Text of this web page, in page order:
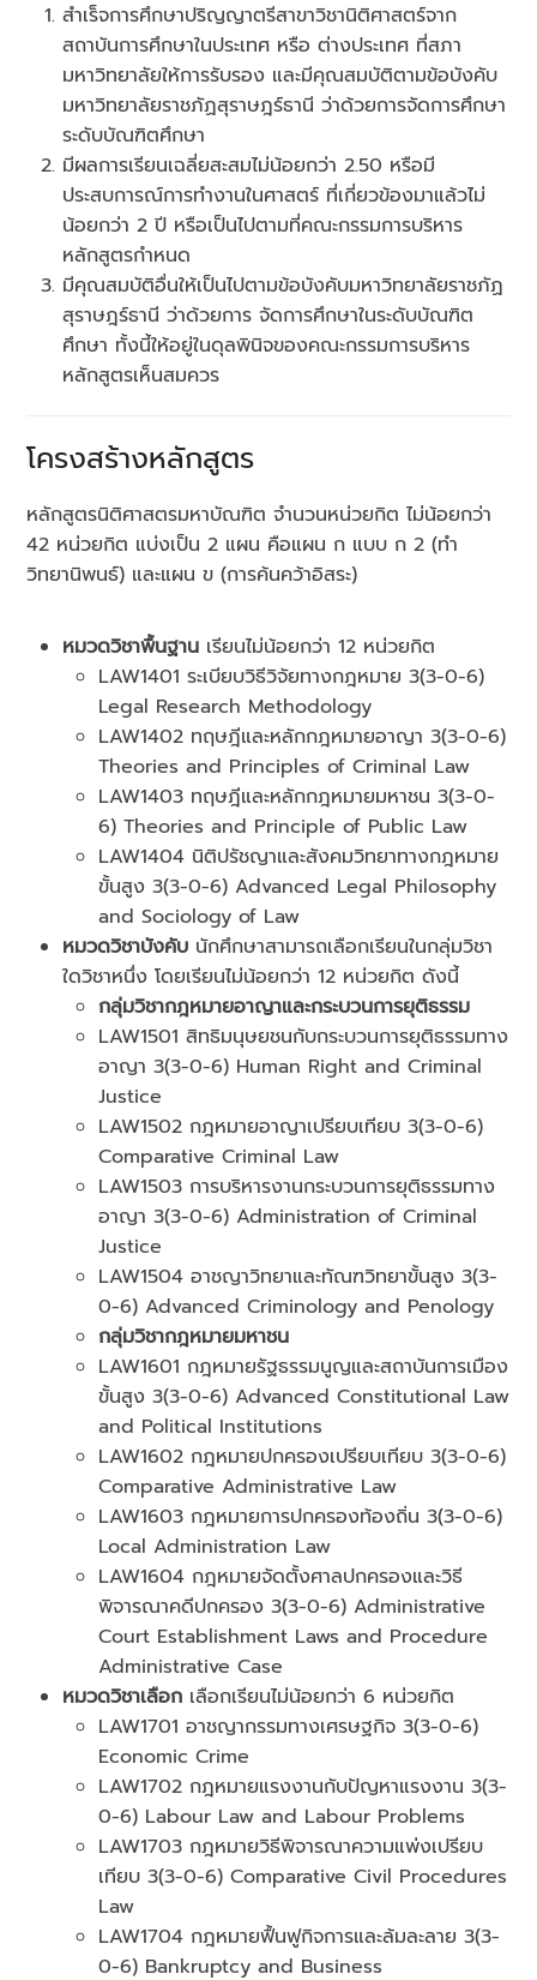
สำเร็จการศึกษาปริญญาตรีสาขาวิชานิติศาสตร์จาก
สถาบันการศึกษาในประเทศ หรือ ต่างประเทศ ที่สภา
มหาวิทยาลัยให้การรับรอง และมีคุณสมบัติตามข้อบังคับ
มหาวิทยาลัยราชภัฏสุราษฎร์ธานี ว่าด้วยการจัดการศึกษา
ระดับบัณฑิตศึกษา
มีผลการเรียนเฉลี่ยสะสมไม่น้อยกว่า 2.50 หรือมี
ประสบการณ์การทำงานในศาสตร์ ที่เกี่ยวข้องมาแล้วไม่
น้อยกว่า 2 ปี หรือเป็นไปตามที่คณะกรรมการบริหาร
หลักสูตรกำหนด
มีคุณสมบัติอื่นให้เป็นไปตามข้อบังคับมหาวิทยาลัยราชภัฏ
สุราษฎร์ธานี ว่าด้วยการ จัดการศึกษาในระดับบัณฑิต
ศึกษา ทั้งนี้ให้อยู่ในดุลพินิจของคณะกรรมการบริหาร
หลักสูตรเห็นสมควร
โครงสร้างหลักสูตร
หลักสูตรนิติศาสตรมหาบัณฑิต จำนวนหน่วยกิต ไม่น้อยกว่า
42 หน่วยกิต แบ่งเป็น 2 แผน คือแผน ก แบบ ก 2 (ทำ
วิทยานิพนธ์) และแผน ข (การค้นคว้าอิสระ)
หมวดวิชาพื้นฐาน เรียนไม่น้อยกว่า 12 หน่วยกิต
LAW1401 ระเบียบวิธีวิจัยทางกฎหมาย 3(3-0-6)
Legal Research Methodology
LAW1402 ทฤษฎีและหลักกฎหมายอาญา 3(3-0-6)
Theories and Principles of Criminal Law
LAW1403 ทฤษฎีและหลักกฎหมายมหาชน 3(3-0-
6) Theories and Principle of Public Law
LAW1404 นิติปรัชญาและสังคมวิทยาทางกฎหมาย
ขั้นสูง 3(3-0-6) Advanced Legal Philosophy
and Sociology of Law
หมวดวิชาบังคับ นักศึกษาสามารถเลือกเรียนในกลุ่มวิชา
ใดวิชาหนึ่ง โดยเรียนไม่น้อยกว่า 12 หน่วยกิต ดังนี้
กลุ่มวิชากฎหมายอาญาและกระบวนการยุติธรรม
LAW1501 สิทธิมนุษยชนกับกระบวนการยุติธรรมทาง
อาญา 3(3-0-6) Human Right and Criminal
Justice
LAW1502 กฎหมายอาญาเปรียบเทียบ 3(3-0-6)
Comparative Criminal Law
LAW1503 การบริหารงานกระบวนการยุติธรรมทาง
อาญา 3(3-0-6) Administration of Criminal
Justice
LAW1504 อาชญาวิทยาและทัณฑวิทยาขั้นสูง 3(3-
0-6) Advanced Criminology and Penology
กลุ่มวิชากฎหมายมหาชน
LAW1601 กฎหมายรัฐธรรมนูญและสถาบันการเมือง
ขั้นสูง 3(3-0-6) Advanced Constitutional Law
and Political Institutions
LAW1602 กฎหมายปกครองเปรียบเทียบ 3(3-0-6)
Comparative Administrative Law
LAW1603 กฎหมายการปกครองท้องถิ่น 3(3-0-6)
Local Administration Law
LAW1604 กฎหมายจัดตั้งศาลปกครองและวิธี
พิจารณาคดีปกครอง 3(3-0-6) Administrative
Court Establishment Laws and Procedure
Administrative Case
หมวดวิชาเลือก เลือกเรียนไม่น้อยกว่า 6 หน่วยกิต
LAW1701 อาชญากรรมทางเศรษฐกิจ 3(3-0-6)
Economic Crime
LAW1702 กฎหมายแรงงานกับปัญหาแรงงาน 3(3-
0-6) Labour Law and Labour Problems
LAW1703 กฎหมายวิธีพิจารณาความแพ่งเปรียบ
เทียบ 3(3-0-6) Comparative Civil Procedures
Law
LAW1704 กฎหมายฟื้นฟูกิจการและล้มละลาย 3(3-
0-6) Bankruptcy and Business